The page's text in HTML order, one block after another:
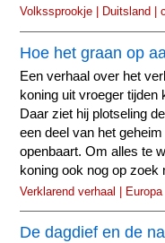
Volkssprookje | Duitsland |
Hoe het graan op
Een verhaal over het
koning uit vroeger tijden
Daar ziet hij plotseling
een deel van het
openbaart. Om alles te
koning ook nog op zoek
Verklarend verhaal |
De dagdief en de